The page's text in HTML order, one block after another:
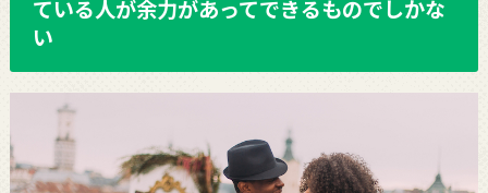
ている人が余力があってできるものでしかな
い